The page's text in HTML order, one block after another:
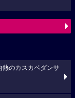
のカスカベダンサ